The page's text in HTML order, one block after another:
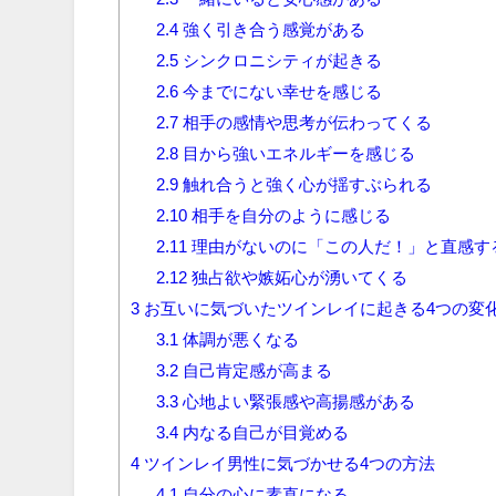
2.4 強く引き合う感覚がある
2.5 シンクロニシティが起きる
2.6 今までにない幸せを感じる
2.7 相手の感情や思考が伝わってくる
2.8 目から強いエネルギーを感じる
2.9 触れ合うと強く心が揺すぶられる
2.10 相手を自分のように感じる
2.11 理由がないのに「この人だ！」と直感す
2.12 独占欲や嫉妬心が湧いてくる
3 お互いに気づいたツインレイに起きる4つの変
3.1 体調が悪くなる
3.2 自己肯定感が高まる
3.3 心地よい緊張感や高揚感がある
3.4 内なる自己が目覚める
4 ツインレイ男性に気づかせる4つの方法